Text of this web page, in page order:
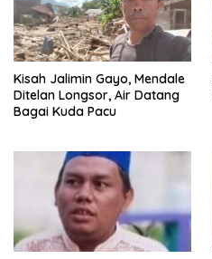
Kisah Jalimin Gayo, Mendale
Ditelan Longsor, Air Datang
Bagai Kuda Pacu